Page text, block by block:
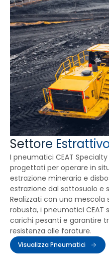
Settore
I pneumatici CEAT
progettati per operare in
estrazione mineraria e
estrazione dal sottosuolo e
Realizzati con una
robusta, i pneumatici
carichi pesanti e garantire
resistenza alle forature.
Visualizza Pneumatici